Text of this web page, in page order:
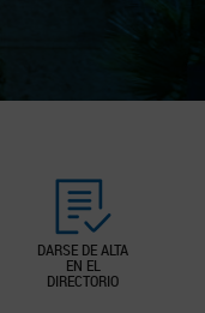
DARSE DE ALTA
EN EL
DIRECTORIO